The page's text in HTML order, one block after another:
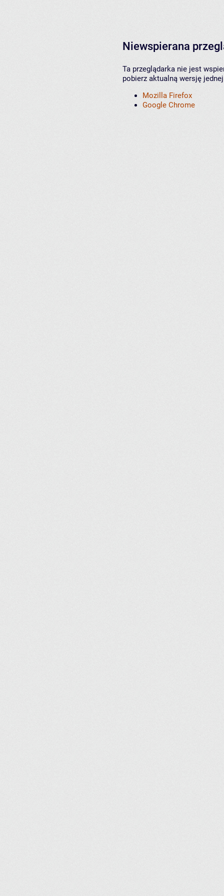
Niewspierana
Ta przeglądarka nie jest
pobierz aktualną wersję
Mozilla Firefox
Google Chrome